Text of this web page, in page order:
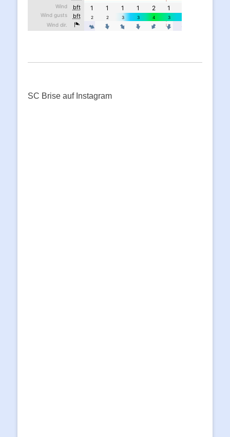
SC Brise auf Instagram